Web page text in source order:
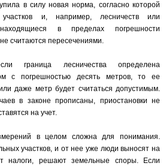
в силу новая норма, согласно которой
и, например, лесничеств или
в пределах погрешности
считаются пересечениями.
граница лесничества определена
с погрешностью десять метров, то ее
даже метр будет считаться допустимым.
в законе прописаны, приостановки не
на учет.
в целом сложна для понимания.
участков, и от нее уже люди выносят на
налоги, решают земельные споры. Если